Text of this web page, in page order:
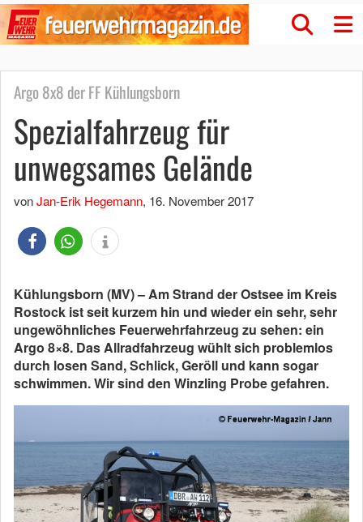
Argo 8x8 der FF Kühlungsborn
Spezialfahrzeug für
unwegsames Gelände
vonJan-Erik Hegemann, 16. November 2017
Kühlungsborn (MV) – Am Strand der Ostsee im Kreis
Rostock ist seit kurzem hin und wieder ein sehr, sehr
ungewöhnliches Feuerwehrfahrzeug zu sehen: ein
Argo 8×8. Das Allradfahrzeug wühlt sich problemlos
durch losen Sand, Schlick, Geröll und kann sogar
schwimmen. Wir sind den Winzling Probe gefahren.